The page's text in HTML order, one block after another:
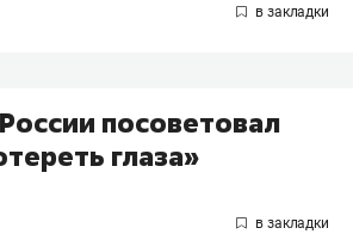
посоветовал
глаза»